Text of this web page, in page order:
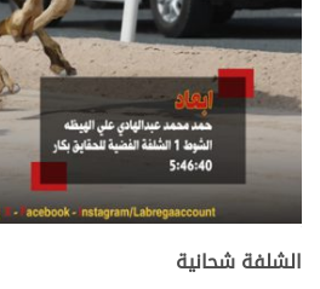
.
الشلفة شحانية